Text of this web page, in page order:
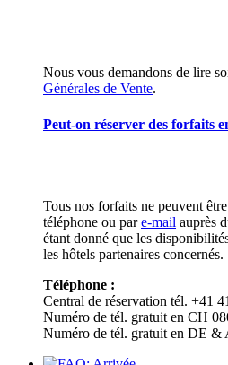
Nous vous demandons de lire
Générales de Vente.
Peut-on réserver des forfaits
Tous nos forfaits ne peuvent
téléphone ou pare-mail auprès
étant donné que les
les hôtels partenaires concernés.
Téléphone :
Central de réservation tél. +41
Numéro de tél. gratuit en CH
Numéro de tél. gratuit en DE &